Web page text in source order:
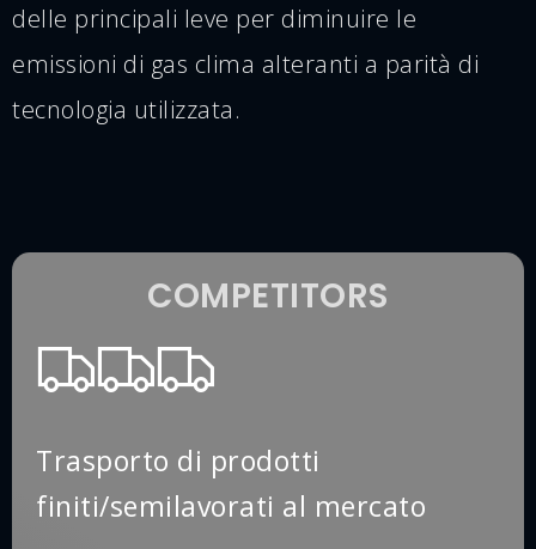
delle principali leve per diminuire le
emissioni di gas clima alteranti a parità di
tecnologia utilizzata.
COMPETITORS
Trasporto di prodotti
finiti/semilavorati al mercato